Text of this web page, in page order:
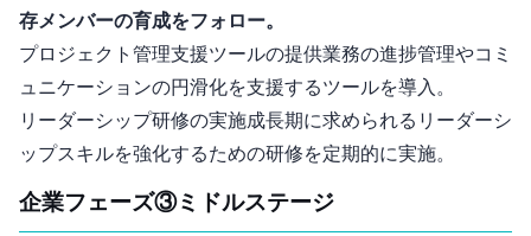
存メンバーの育成をフォロー。
プロジェクト管理支援ツールの提供: 業務の進捗管理やコミ
ュニケーションの円滑化を支援するツールを導入。
リーダーシップ研修の実施: 成長期に求められるリーダーシ
ップスキルを強化するための研修を定期的に実施。
企業フェーズ③ ミドルステージ